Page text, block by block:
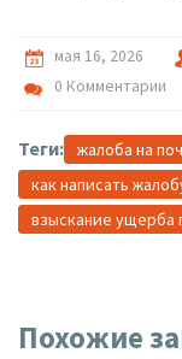
мая 16, 2026
0 Комментарии
Теги: жалоба на
как написать
взыскание ущерба
Похожие